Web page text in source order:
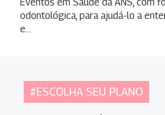
odontológica, para ajudá-lo a
e…
#ESCOLHA SEU PLANO